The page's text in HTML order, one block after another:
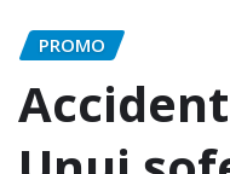
PROMO